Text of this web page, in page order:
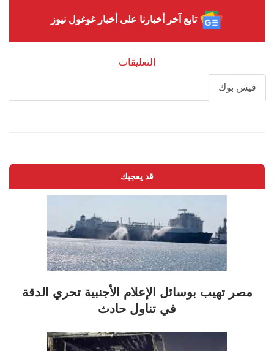
تابع آخر أخبارنا على أخبار غوغول نيوز
التعليقات
فيس بوك
قد يعجبك
مصر تهيب بوسائل الإعلام الأجنبية تحري الدقة
في تناول حادث